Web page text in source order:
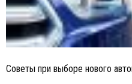
Советы при выборе нового